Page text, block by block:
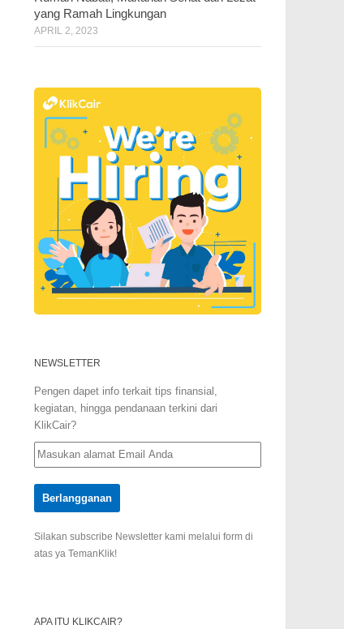
yang Ramah Lingkungan
APRIL 2, 2023
NEWSLETTER
Pengen dapet info terkait tips finansial,
kegiatan, hingga pendanaan terkini dari
KlikCair?
Silakan subscribe Newsletter kami melalui form di
atas ya TemanKlik!
APA ITU KLIKCAIR?